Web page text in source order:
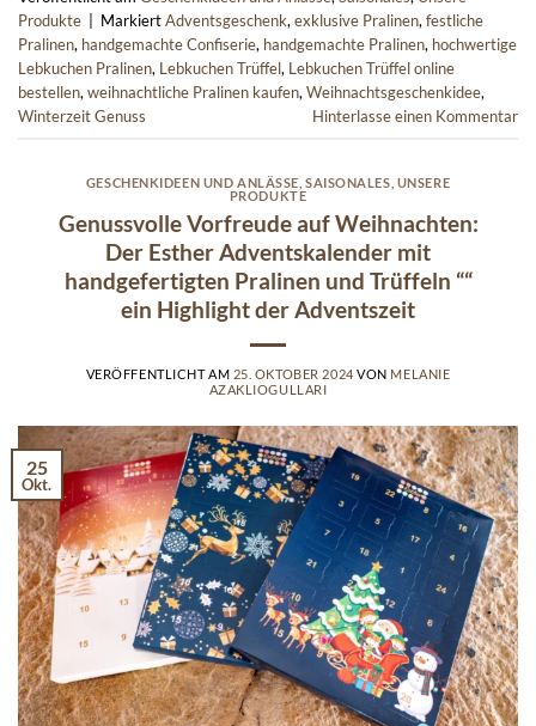
Produkte
MarkiertAdventsgeschenk,exklusive Pralinen,festliche
Pralinen, handgemachte Confiserie, handgemachte Pralinen, hochwertige
Lebkuchen Pralinen, Lebkuchen Trüffel, Lebkuchen Trüffel online
bestellen,weihnachtliche Pralinen kaufen,Weihnachtsgeschenkidee,
Winterzeit Genuss
Hinterlasse einen Kommentar
GESCHENKIDEEN UND ANLÄSSE SAISONALES UNSERE
PRODUKTE
Genussvolle Vorfreude auf Weihnachten:
Der Esther Adventskalender mit
handgefertigten Pralinen und Trüffeln ““
ein Highlight der Adventszeit
VERÖFFENTLICHT AM 25. OKTOBER 2024 VON MELANIE
AZAKLIOGULLARI
25
Okt.